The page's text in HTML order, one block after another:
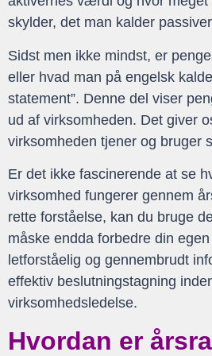
skylder, det man kalder
Sidst men ikke mindst, er
eller hvad man på engelsk
statement”. Denne del viser
ud af virksomheden. Det giver
virksomheden tjener og bruger
Er det ikke fascinerende at se
virksomhed fungerer gennem
rette forståelse, kan du bruge
måske endda forbedre din
letforståelig og gennembrudt
effektiv beslutningstagning
virksomhedsledelse.
Hvordan er